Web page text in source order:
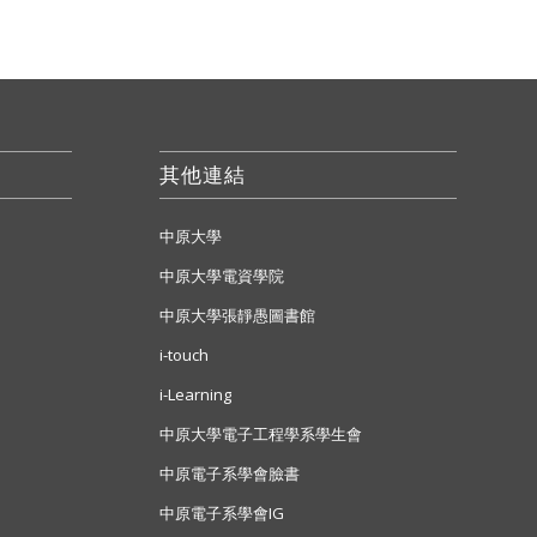
其他連結
中原大學
中原大學電資學院
中原大學張靜愚圖書館
i-touch
i-Learning
中原大學電子工程學系學生會
中原電子系學會臉書
中原電子系學會IG